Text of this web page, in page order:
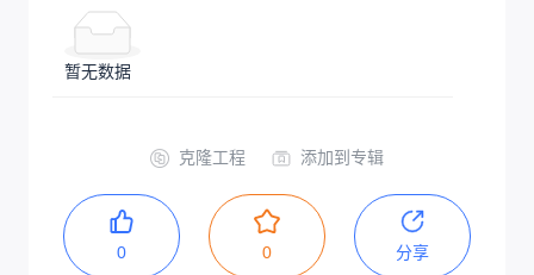
暂无数据
克隆工程 添加到专辑
0 0 分享